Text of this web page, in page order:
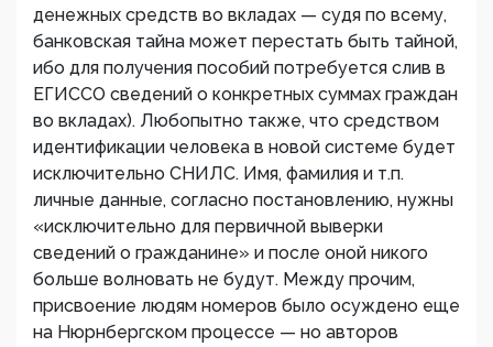
денежных средств во вкладах — судя по всему,
банковская тайна может перестать быть тайной,
ибо для получения пособий потребуется слив в
ЕГИССО сведений о конкретных суммах граждан
во вкладах). Любопытно также, что средством
идентификации человека в новой системе будет
исключительно СНИЛС. Имя, фамилия и т.п.
личные данные, согласно постановлению, нужны
«исключительно для первичной выверки
сведений о гражданине» и после оной никого
больше волновать не будут. Между прочим,
присвоение людям номеров было осуждено еще
на Нюрнбергском процессе — но авторов